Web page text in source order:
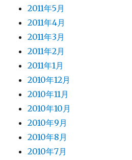
2011年5月
2011年4月
2011年3月
2011年2月
2011年1月
2010年12月
2010年11月
2010年10月
2010年9月
2010年8月
2010年7月